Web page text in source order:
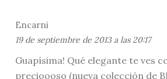
Encarni
19 de septiembre de 2013 a las 20:17
Guapísima! Qué elegante te ves
precioooso (nueva colección de